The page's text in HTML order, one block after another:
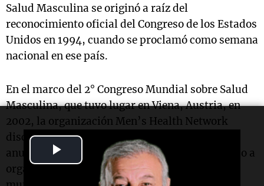
Video
Salud Masculina se originó a raíz del
reconocimiento oficial del Congreso de los Estados
Unidos en 1994, cuando se proclamó como semana
nacional en ese país.
En el marco del 2° Congreso Mundial sobre Salud
Masculina, que tuvo lugar en Viena, Austria, en
2002, la organización Men’s Health Network
discutió la posibilidad de llevar a cabo eventos
anuales con alcance internacional, involucrando a
organizaciones de salud masculina de todo el